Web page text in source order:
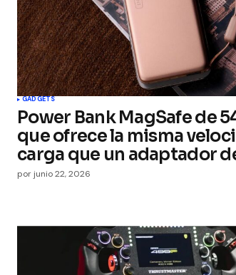
GADGETS
Power Bank MagSafe de
que ofrece la misma
carga que un adaptador
por junio 22, 2026